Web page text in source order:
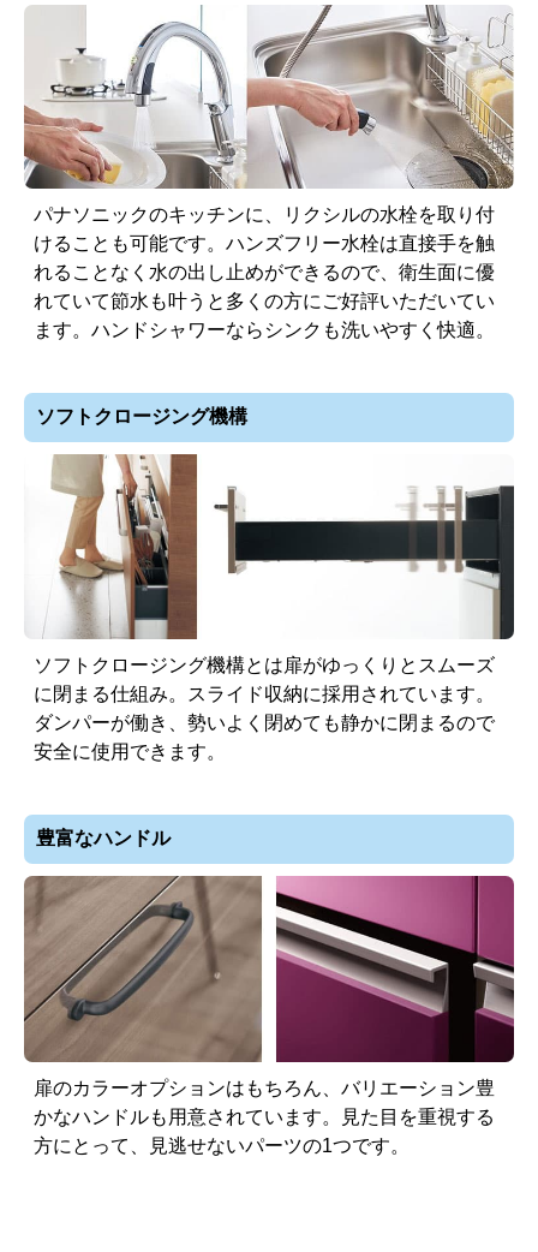
パナソニックのキッチンに、リクシルの水栓を取り付
けることも可能です。ハンズフリー水栓は直接手を触
れることなく水の出し止めができるので、衛生面に優
れていて節水も叶うと多くの方にご好評いただいてい
ます。ハンドシャワーならシンクも洗いやすく快適。
ソフトクロージング機構
ソフトクロージング機構とは扉がゆっくりとスムーズ
に閉まる仕組み。スライド収納に採用されています。
ダンパーが働き、勢いよく閉めても静かに閉まるので
安全に使用できます。
豊富なハンドル
扉のカラーオプションはもちろん、バリエーション豊
かなハンドルも用意されています。見た目を重視する
方にとって、見逃せないパーツの1つです。